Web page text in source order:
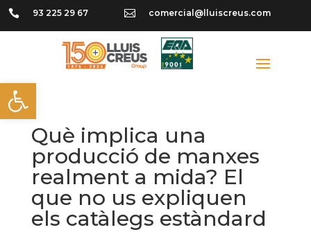
Obre la barra d'eines
 93 225 29 67  comercial@lluiscreus.com
Què implica una
producció de manxes
realment a mida? El
que no us expliquen
els catàlegs estàndard